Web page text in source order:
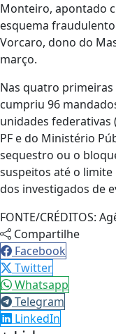
Monteiro, apontado
esquema
Vorcaro, dono do
março.
Nas quatro primeiras
cumpriu 96
unidades federativas
PF e do Ministério
sequestro ou o
suspeitos até o limite
dos investigados de
FONTE/CRÉDITOS:
Compartilhe
Facebook
Twitter
Whatsapp
Telegram
LinkedIn